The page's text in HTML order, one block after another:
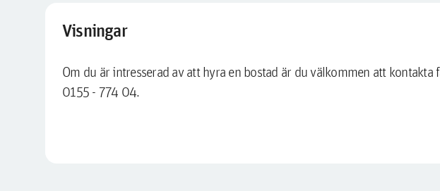
Visningar
Om du är intresserad av att hyra en bostad är du välkommen att
0155 - 774 04.